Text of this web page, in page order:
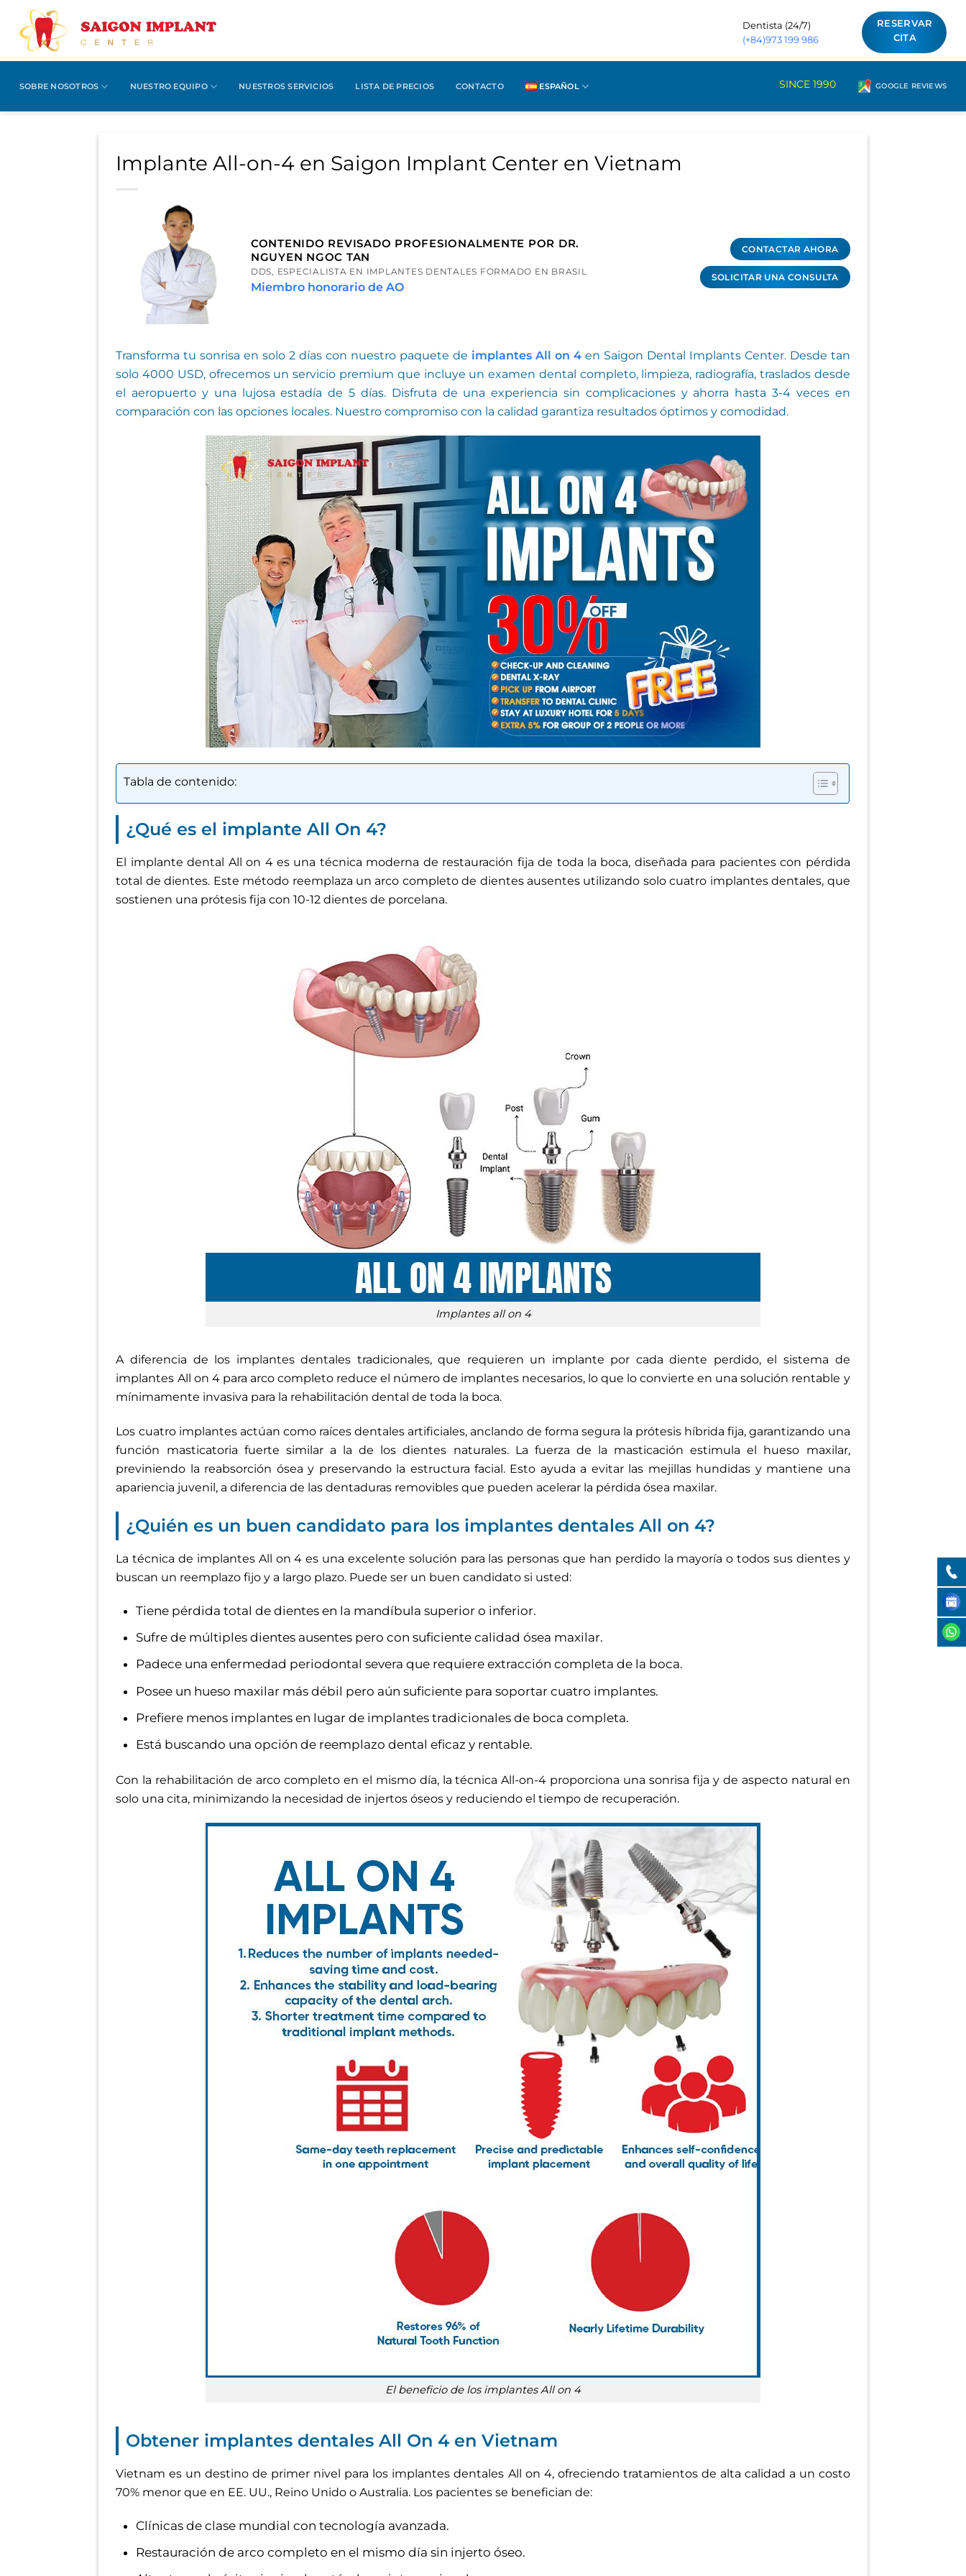
Saltar
contenido
Dentista (24/7)
(+84)973 199 986
RESERVAR
CITA
SOBRE NOSOTROS NUESTRO EQUIPO NUESTROS SERVICIOS LISTA DE PRECIOS CONTACTO ESPAÑOL SINCE 1990 GOOGLE REVIEWS
Implante All-on-4 en Saigon Implant Center en Vietnam
CONTENIDO REVISADO PROFESIONALMENTE POR DR.
NGUYEN NGOC TAN
DDS, ESPECIALISTA EN IMPLANTES DENTALES FORMADO EN BRASIL
Miembro honorario de AO
CONTACTAR AHORA
SOLICITAR UNA CONSULTA
Transforma tu sonrisa en solo 2 días con nuestro paquete de implantes All on 4en Saigon Dental Implants Center. Desde tan
solo 4000 USD, ofrecemos un servicio premium que incluye un examen dental completo, limpieza, radiografía, traslados desde
el aeropuerto y una lujosa estadía de 5 días. Disfruta de una experiencia sin complicaciones y ahorra hasta 3-4 veces en
comparación con las opciones locales. Nuestro compromiso con la calidad garantiza resultados óptimos y comodidad.
Tabla de contenido:
¿Qué es el implante All On 4?
El implante dental All on 4 es una técnica moderna de restauración fija de toda la boca, diseñada para pacientes con pérdida
total de dientes. Este método reemplaza un arco completo de dientes ausentes utilizando solo cuatro implantes dentales, que
sostienen una prótesis fija con 10-12 dientes de porcelana.
implantes all on 4
A diferencia de los implantes dentales tradicionales, que requieren un implante por cada diente perdido, el sistema de
implantes All on 4 para arco completo reduce el número de implantes necesarios, lo que lo convierte en una solución rentable y
mínimamente invasiva para la rehabilitación dental de toda la boca.
Los cuatro implantes actúan como raíces dentales artificiales, anclando de forma segura la prótesis híbrida fija, garantizando una
función masticatoria fuerte similar a la de los dientes naturales. La fuerza de la masticación estimula el hueso maxilar,
previniendo la reabsorción ósea y preservando la estructura facial. Esto ayuda a evitar las mejillas hundidas y mantiene una
apariencia juvenil, a diferencia de las dentaduras removibles que pueden acelerar la pérdida ósea maxilar.
¿Quién es un buen candidato para los implantes dentales All on 4?
La técnica de implantes All on 4 es una excelente solución para las personas que han perdido la mayoría o todos sus dientes y
buscan un reemplazo fijo y a largo plazo. Puede ser un buen candidato si usted:
Tiene pérdida total de dientes en la mandíbula superior o inferior.
Sufre de múltiples dientes ausentes pero con suficiente calidad ósea maxilar.
Padece una enfermedad periodontal severa que requiere extracción completa de la boca.
Posee un hueso maxilar más débil pero aún suficiente para soportar cuatro implantes.
Prefiere menos implantes en lugar de implantes tradicionales de boca completa.
Está buscando una opción de reemplazo dental eficaz y rentable.
Con la rehabilitación de arco completo en el mismo día, la técnica All-on-4 proporciona una sonrisa fija y de aspecto natural en
solo una cita, minimizando la necesidad de injertos óseos y reduciendo el tiempo de recuperación.
El beneficio de los implantes All on 4
Obtener implantes dentales All On 4 en Vietnam
Vietnam es un destino de primer nivel para los implantes dentales All on 4, ofreciendo tratamientos de alta calidad a un costo
70% menor que en EE. UU., Reino Unido o Australia. Los pacientes se benefician de:
Clínicas de clase mundial con tecnología avanzada.
Restauración de arco completo en el mismo día sin injerto óseo.